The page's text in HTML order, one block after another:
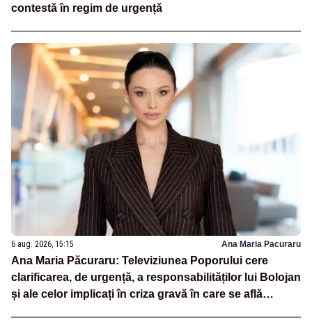
contestă în regim de urgență
6 aug. 2026, 15:15 Ana Maria Pacuraru
Ana Maria Păcuraru: Televiziunea Poporului cere
clarificarea, de urgență, a responsabilităților lui Bolojan
și ale celor implicați în criza gravă în care se află